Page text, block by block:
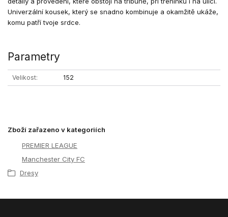
Univerzální kousek, který se snadno kombinuje a okamžitě ukáže,
komu patří tvoje srdce.
Parametry
Velikost 152
Zboží zařazeno v kategoriích
PREMIER LEAGUE
Manchester City FC
Dresy